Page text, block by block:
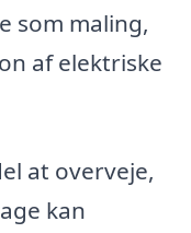
som maling,
af elektriske
at overveje,
kan